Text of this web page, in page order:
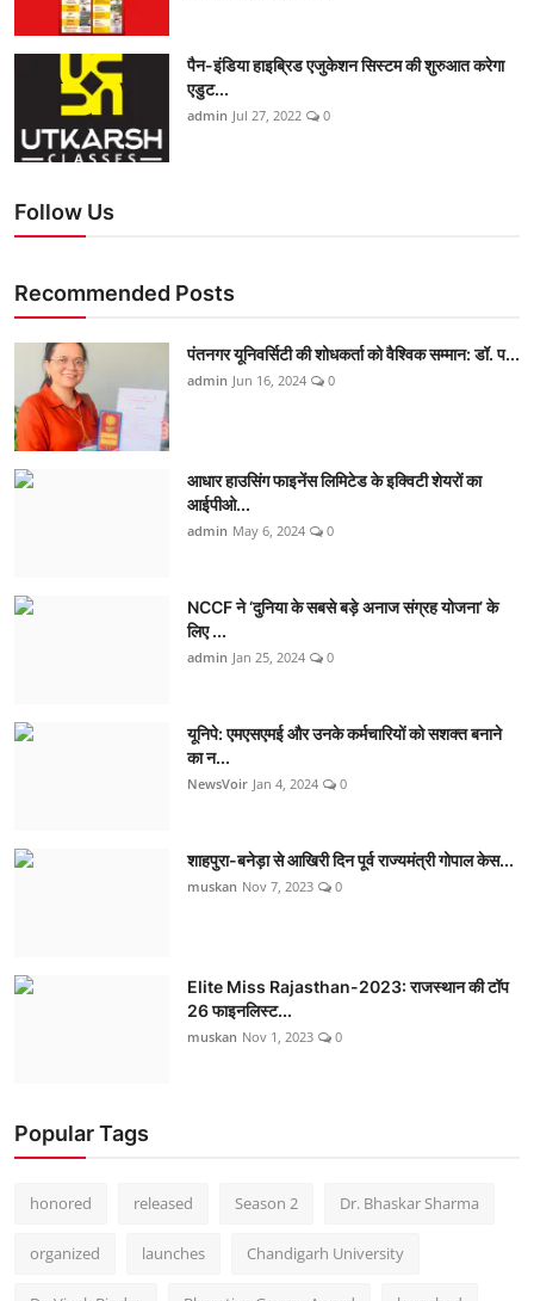
पैन-इंडिया हाइब्रिड एजुकेशन सिस्टम की शुरुआत करेगा
एडुट...
admin Jul 27, 2022 0
Follow Us
Recommended Posts
पंतनगर यूनिवर्सिटी की शोधकर्ता को वैश्विक सम्मान: डॉ. प...
admin Jun 16, 2024 0
आधार हाउसिंग फाइनेंस लिमिटेड के इक्विटी शेयरों का
आईपीओ...
admin May 6, 2024 0
NCCF ने ‘दुनिया के सबसे बड़े अनाज संग्रह योजना’ के
लिए ...
admin Jan 25, 2024 0
यूनिपे: एमएसएमई और उनके कर्मचारियों को सशक्त बनाने
का न...
NewsVoir Jan 4, 2024 0
शाहपुरा-बनेड़ा से आखिरी दिन पूर्व राज्यमंत्री गोपाल केस...
muskan Nov 7, 2023 0
Elite Miss Rajasthan-2023: राजस्थान की टॉप
26 फाइनलिस्ट...
muskan Nov 1, 2023 0
Popular Tags
honored released Season 2 Dr. Bhaskar Sharma
organized launches Chandigarh University